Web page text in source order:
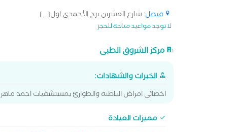
فيصل: شارع العشرين برج الأحمدى اول[...]
لا توجد مواعيد متاحة للحجز
مركز الشروق الطبى
الخبرات والشهادات:
اخصائى امراض الباطنه والطوارئ بمستشفيات احمد ماهر
مميزات العيادة